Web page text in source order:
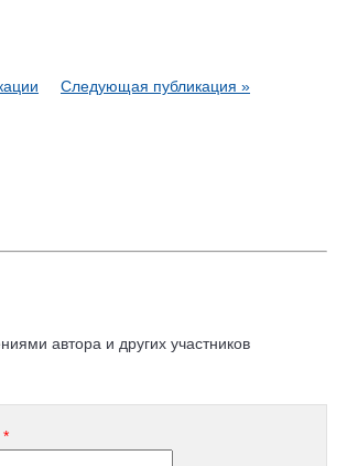
Следующая публикация »
автора и других участников
*